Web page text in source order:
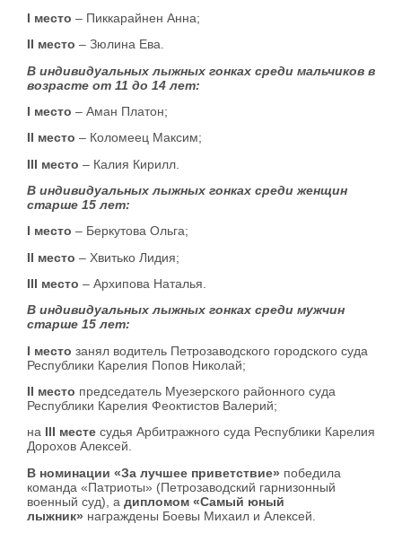
I место – Пиккарайнен Анна;
II место – Зюлина Ева.
В индивидуальных лыжных гонках среди мальчиков в
возрасте от 11 до 14 лет:
I место – Аман Платон;
II место – Коломеец Максим;
III место – Калия Кирилл.
В индивидуальных лыжных гонках среди женщин
старше 15 лет:
I место – Беркутова Ольга;
II место – Хвитько Лидия;
III место – Архипова Наталья.
В индивидуальных лыжных гонках среди мужчин
старше 15 лет:
I место занял водитель Петрозаводского городского суда
Республики Карелия Попов Николай;
II место председатель Муезерского районного суда
Республики Карелия Феоктистов Валерий;
на III месте судья Арбитражного суда Республики Карелия
Дорохов Алексей.
В номинации «За лучшее приветствие» победила
команда «Патриоты» (Петрозаводский гарнизонный
военный суд), а дипломом «Самый юный
лыжник» награждены Боевы Михаил и Алексей.